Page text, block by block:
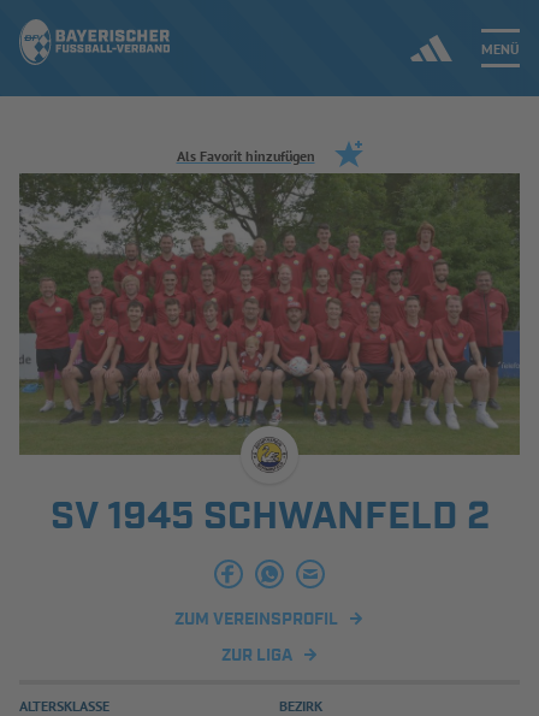
MENÜ
Jetzt einloggen
ERGEBNISSE & WETTBEWERBE
NEUIGKEITEN
SPIELBETRIEB & VERBANDSLEBEN
AUSBILDUNG & FÖRDERUNG
INFOTHEK SPIELPLUS
Als Favorit hinzufügen
SV 1945 SCHWANFELD 2
ZUM VEREINSPROFIL
ZUR LIGA
ALTERSKLASSE BEZIRK